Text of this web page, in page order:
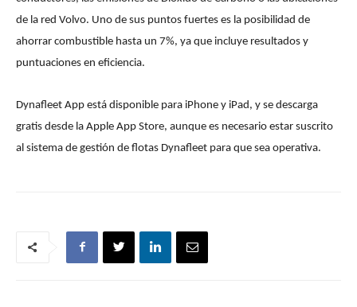
de la red Volvo. Uno de sus puntos fuertes es la posibilidad de
ahorrar combustible hasta un 7%, ya que incluye resultados y
puntuaciones en eficiencia.
Dynafleet App está disponible para iPhone y iPad, y se descarga
gratis desde la Apple App Store, aunque es necesario estar suscrito
al sistema de gestión de flotas Dynafleet para que sea operativa.